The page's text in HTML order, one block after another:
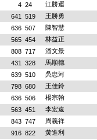
4 24
江勝運
641 519
王勝勇
636 507
陳智慧
565 454
林益正
808 717
潘文景
431 328
馬順德
639 510
吳忠河
798 680
王佳鈴
636 506
楊宗翰
563 451
李宏遠
843 747
周義祥
916 822
黃進利